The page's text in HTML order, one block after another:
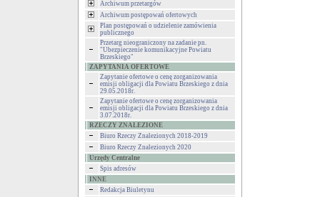
Archiwum przetargów
Archiwum postępowań ofertowych
Plan postępowań o udzielenie zamówienia
publicznego
Przetarg nieograniczony na zadanie pn.
"Ubezpieczenie komunikacyjne Powiatu
Brzeskiego"
ZAPYTANIA OFERTOWE
Zapytanie ofertowe o cenę zorganizowania
emisji obligacji dla Powiatu Brzeskiego z dnia
29.05.2018r.
Zapytanie ofertowe o cenę zorganizowania
emisji obligacji dla Powiatu Brzeskiego z dnia
3.07.2018r.
RZECZY ZNALEZIONE
Biuro Rzeczy Znalezionych 2018-2019
Biuro Rzeczy Znalezionych 2020
Urzędy Centralne
Spis adresów
INNE
Redakcja Biuletynu